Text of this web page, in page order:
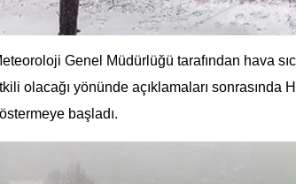
Genel Müdürlüğü tarafından hava
olacağı yönünde açıklamaları sonrasında
başladı.